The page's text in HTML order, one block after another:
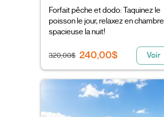
Forfait pêche et dodo: Taquinez le
poisson le jour, relaxez en chambre
spacieuse la nuit!
320,00$ 240,00$ Voir